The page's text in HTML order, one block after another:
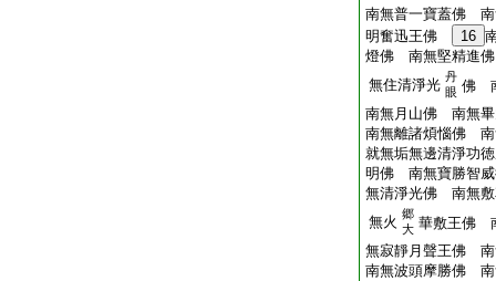
南無普一寶蓋佛
明奮迅王佛
16
燈佛 南無堅精進
無住清淨光 丹
眼 佛
南無月山佛 南無畢
南無離諸煩惱佛
就無垢無邊清淨功
明佛 南無寶勝智
無清淨光佛 南無
無火 郷
大 華敷王佛
無寂靜月聲王佛 南
南無波頭摩勝佛